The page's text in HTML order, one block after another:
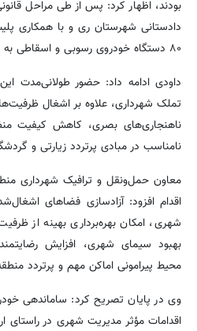
بودند، اظهار کرد: پس از طی مراحل
دادستانی شهرستان ری و با همکاری
۸۰ دستگاه خودروی رسوبی و اسقاطی به پارکینگ راهور منتقل شدند.
داودی ادامه داد: حضور طولانی‌مدت
تملک شهرداری، علاوه بر اشغال
ناهنجاری‌های بصری، کاهش کیفیت
نامناسب در مبادی پرتردد زیارتی و
اقدام افزود: آزادسازی فضاهای
شهری، امکان بهره‌برداری بهینه از
بهبود سیمای شهری، افزایش
محیط پیرامونی اماکن مهم و پرتردد
وی در پایان تصریح کرد: ساماندهی
اقدامات مؤثر مدیریت شهری در راستای